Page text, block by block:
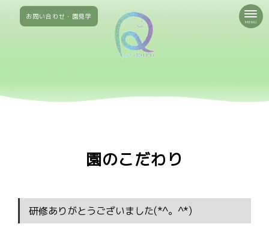
お問い合わせ・園見学
MENU
園のこだわり
研修ありがとうございました(*^。^*)